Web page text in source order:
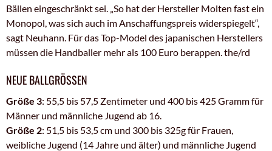
Bällen eingeschränkt sei. „So hat der Hersteller Molten fast ein
Monopol, was sich auch im Anschaffungspreis widerspiegelt“,
sagt Neuhann. Für das Top-Model des japanischen Herstellers
müssen die Handballer mehr als 100 Euro berappen. the/rd
NEUE BALLGRÖSSEN
Größe 3: 55,5 bis 57,5 Zentimeter und 400 bis 425 Gramm für
Männer und männliche Jugend ab 16.
Größe 2: 51,5 bis 53,5 cm und 300 bis 325g für Frauen,
weibliche Jugend (14 Jahre und älter) und männliche Jugend